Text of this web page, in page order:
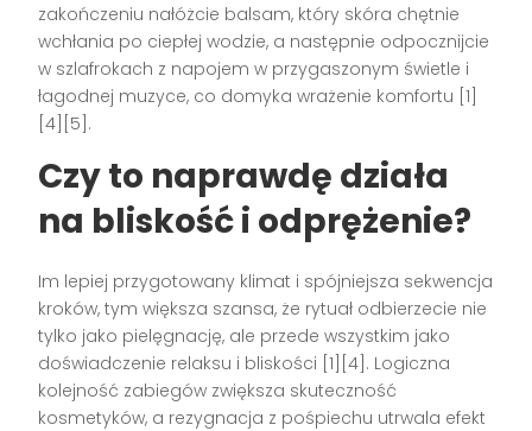
zakończeniu nałóżcie balsam, który skóra chętnie
wchłania po ciepłej wodzie, a następnie odpocznijcie
w szlafrokach z napojem w przygaszonym świetle i
łagodnej muzyce, co domyka wrażenie komfortu [1]
[4][5].
Czy to naprawdę działa
na bliskość i odprężenie?
Im lepiej przygotowany klimat i spójniejsza sekwencja
kroków, tym większa szansa, że rytuał odbierzecie nie
tylko jako pielęgnację, ale przede wszystkim jako
doświadczenie relaksu i bliskości [1][4]. Logiczna
kolejność zabiegów zwiększa skuteczność
kosmetyków, a rezygnacja z pośpiechu utrwala efekt